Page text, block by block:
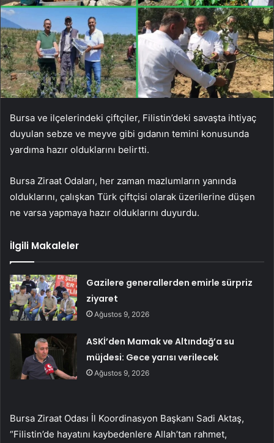
Bursa ve ilçelerindeki çiftçiler, Filistin’deki savaşta ihtiyaç
duyulan sebze ve meyve gibi gıdanın temini konusunda
yardıma hazır olduklarını belirtti.
Bursa Ziraat Odaları, her zaman mazlumların yanında
olduklarını, çalışkan Türk çiftçisi olarak üzerilerine düşen
ne varsa yapmaya hazır olduklarını duyurdu.
İlgili Makaleler
Gazilere generallerden emirle sürpriz
ziyaret
Ağustos 9, 2026
ASKİ’den Mamak ve Altındağ’a su
müjdesi: Gece yarısı verilecek
Ağustos 9, 2026
Bursa Ziraat Odası İl Koordinasyon Başkanı Sadi Aktaş,
“Filistin’de hayatını kaybedenlere Allah’tan rahmet,